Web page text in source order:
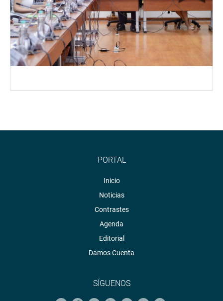
PORTAL
Inicio
Noticias
Contrastes
Agenda
Editorial
Damos Cuenta
SÍGUENOS